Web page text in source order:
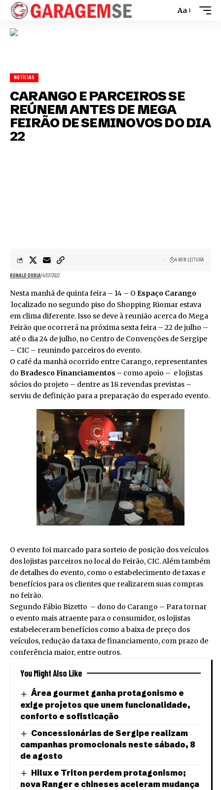
Aa
NOTÍCIAS
CARANGO E PARCEIROS SE
REÚNEM ANTES DE MEGA
FEIRÃO DE SEMINOVOS DO DIA
22
RONALD DORIA14/07/2022
4 MIN LEITURA
Nesta manhã de quinta feira – 14 – O Espaço Carango
localizado no segundo piso do Shopping Riomar estava
em clima diferente. Isso se deve à reunião acerca do Mega
Feirão que ocorrerá na próxima sexta feira – 22 de julho –
até o dia 24 de julho, no Centro de Convenções de Sergipe
– CIC – reunindo parceiros do evento.
O café da manhã ocorrido entre Carango, representantes
do Bradesco Financiamentos – como apoio – e lojistas
sócios do projeto – dentre as 18 revendas previstas –
serviu de definição para a preparação do esperado evento.
O evento foi marcado para sorteio de posição dos veículos
dos lojistas parceiros no local do Feirão, CIC. Além também
de detalhes do evento, como o estabelecimento de taxas e
benefícios para os clientes que realizarem suas compras
no feirão.
Segundo Fábio Bizetto – dono do Carango – Para tornar
o evento mais atraente para o consumidor, os lojistas
estabeleceram benefícios como a baixa de preço dos
veículos, redução da taxa de financiamento, com prazo de
conferência maior, entre outros.
You Might Also Like
Área gourmet ganha protagonismo e
exige projetos que unem funcionalidade,
conforto e sofisticação
Concessionárias de Sergipe realizam
campanhas promocionais neste sábado, 8
de agosto
Hilux e Triton perdem protagonismo;
nova Ranger e chineses aceleram mudança